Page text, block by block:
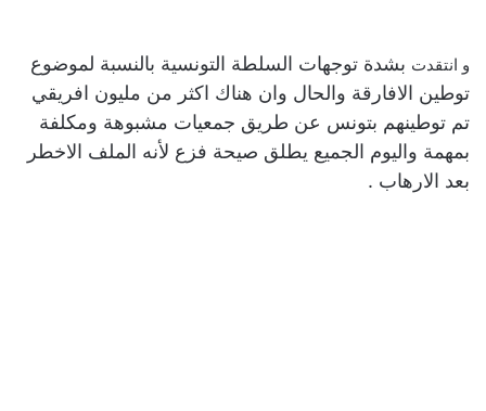
و انتقدت بشدة توجهات السلطة التونسية بالنسبة لموضوع
توطين الافارقة والحال وان هناك اكثر من مليون افريقي
تم توطينهم بتونس عن طريق جمعيات مشبوهة ومكلفة
بمهمة واليوم الجميع يطلق صيحة فزع لأنه الملف الاخطر
بعد الارهاب .